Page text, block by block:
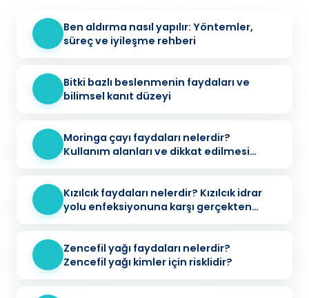
Ben aldırma nasıl yapılır: Yöntemler,
süreç ve iyileşme rehberi
Bitki bazlı beslenmenin faydaları ve
bilimsel kanıt düzeyi
Moringa çayı faydaları nelerdir?
Kullanım alanları ve dikkat edilmesi
Kızılcık faydaları nelerdir? Kızılcık idrar
yolu enfeksiyonuna karşı gerçekten
Zencefil yağı faydaları nelerdir?
Zencefil yağı kimler için risklidir?